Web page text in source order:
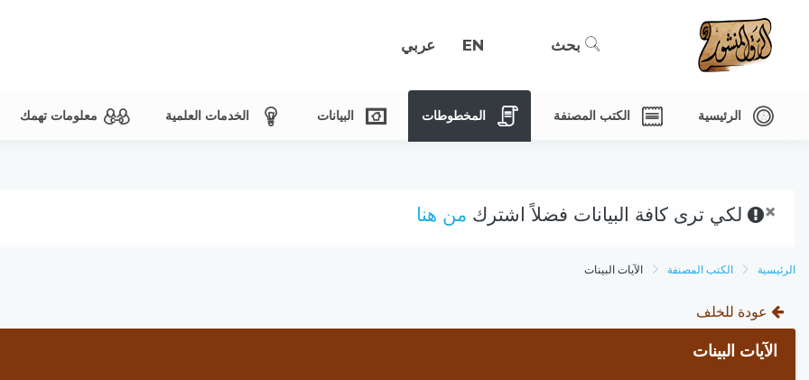
بحث EN عربي
الرئيسية الكتب المصنفة المخطوطات البيانات الخدمات العلمية معلومات تهمك
× لكي ترى كافة البيانات فضلاً اشترك من هنا
الرئيسية الكتب المصنفة الآيات البينات
عودة للخلف
الآيات البينات